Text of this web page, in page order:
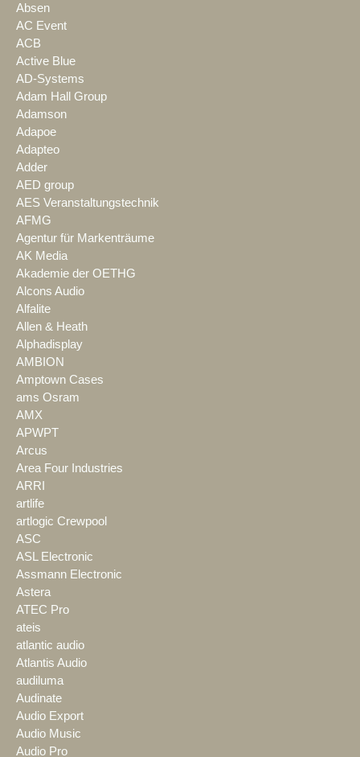
Absen
AC Event
ACB
Active Blue
AD-Systems
Adam Hall Group
Adamson
Adapoe
Adapteo
Adder
AED group
AES Veranstaltungstechnik
AFMG
Agentur für Markenträume
AK Media
Akademie der OETHG
Alcons Audio
Alfalite
Allen & Heath
Alphadisplay
AMBION
Amptown Cases
ams Osram
AMX
APWPT
Arcus
Area Four Industries
ARRI
artlife
artlogic Crewpool
ASC
ASL Electronic
Assmann Electronic
Astera
ATEC Pro
ateis
atlantic audio
Atlantis Audio
audiluma
Audinate
Audio Export
Audio Music
Audio Pro